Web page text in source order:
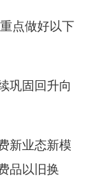
点做好以下
固回升向
新业态新模
品以旧换